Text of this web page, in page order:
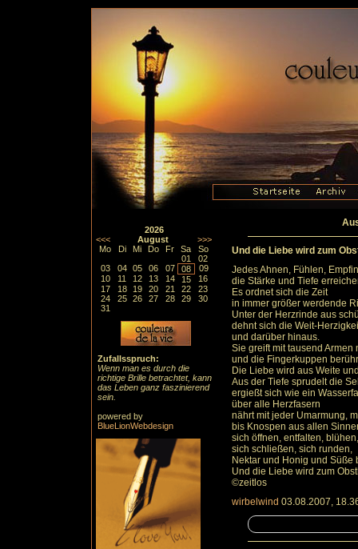
2026
<<<
August
>>>
Mo
Di Mi Do Fr Sa
So
01
02
03
04 05 06 07 08
09
10
11 12 13 14 15
16
17
18 19 20 21 22
23
24
25 26 27 28 29
30
31
Zufallsspruch:
Wenn man es durch die
richtige Brille betrachtet, kann
das Leben ganz faszinierend
sein.
powered by
BlueLionWebdesign
Und die Liebe wird zum
Jedes Ahnen, Fühlen,
die Stärke und Tiefe
Es ordnet sich die Zeit
in immer größer werdende
Unter der Herzrinde aus
dehnt sich die Weit-
und darüber hinaus.
Sie greift mit tausend Armen
und die Fingerkuppen
Die Liebe wird aus Weite
Aus der Tiefe sprudelt die
ergießt sich wie ein
über alle Herzfasern
nährt mit jeder Umarmung,
bis Knospen aus allen
sich öffnen, entfalten, blühen,
sich schließen, sich runden,
Nektar und Honig und Süße
Und die Liebe wird zum
©zeitlos
wirbelwind 03.08.2007,